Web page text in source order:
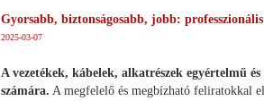
Gyorsabb, biztonságosabb, jobb:
2025-03-07
A vezetékek, kábelek, alkatrészek egyértelmű
számára. A megfelelő és megbízható feliratokkal